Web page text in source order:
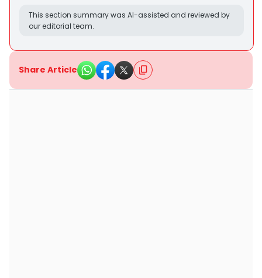
This section summary was AI-assisted and reviewed by
our editorial team.
Share Article